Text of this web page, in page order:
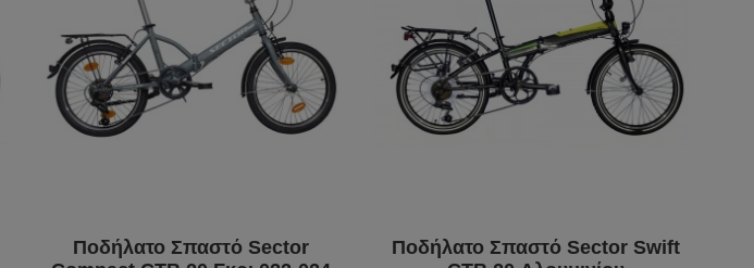
Ποδήλατο Σπαστό Sector
Ποδήλατο Σπαστό Sector Swift